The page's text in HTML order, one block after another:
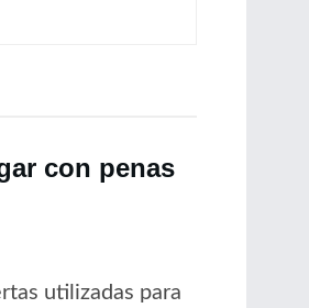
con penas
utilizadas para